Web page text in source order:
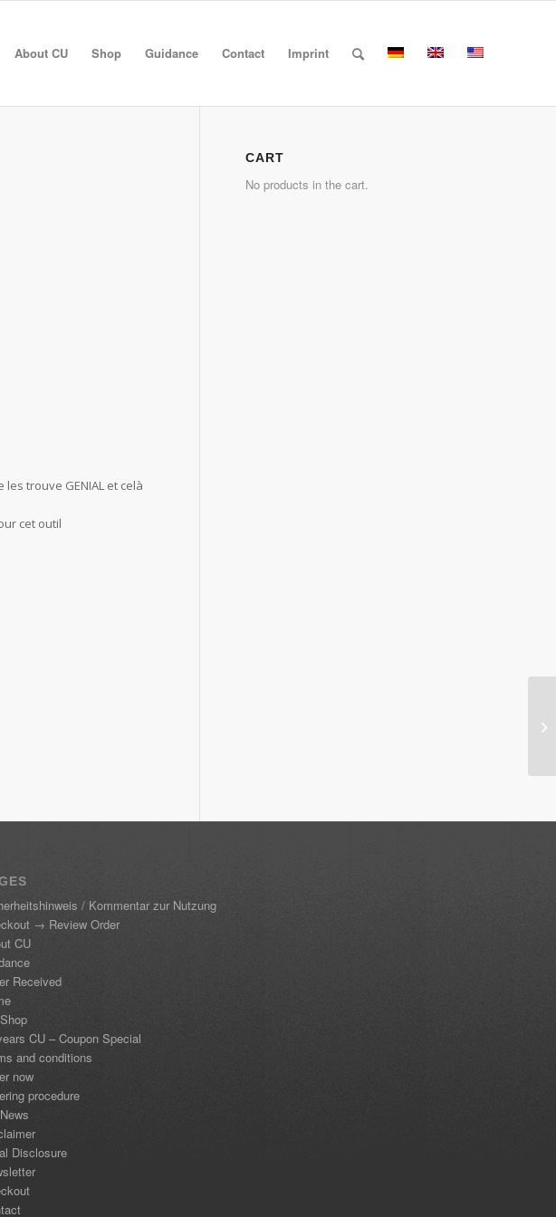
About CU Shop Guidance Contact Imprint
trouve GENIAL et celà
cet outil
CART
No products in the cart.
/ Kommentar zur Nutzung
→ Review Order
CU
Received
CU – Coupon Special
and conditions
now
procedure
Disclosure